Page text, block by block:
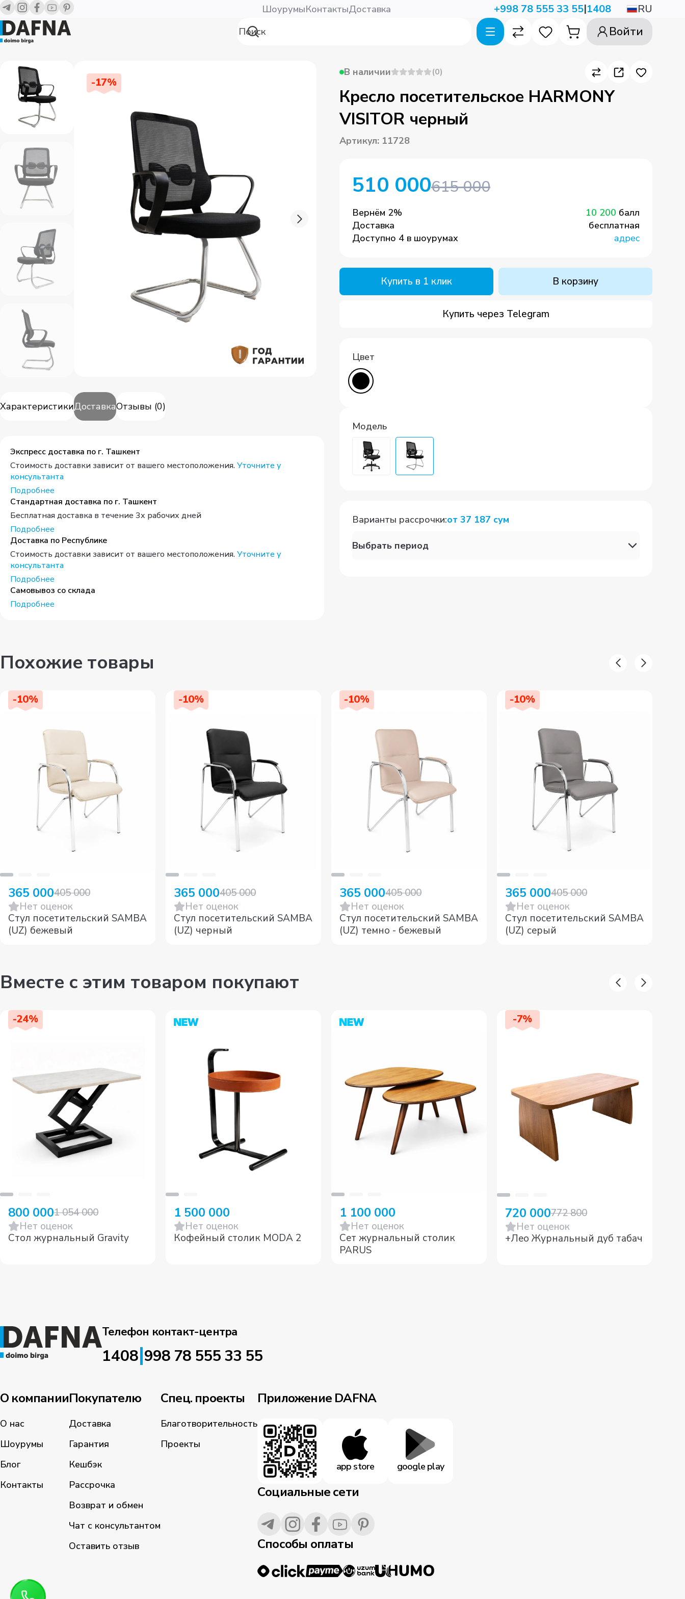
ШоурумыКонтактыДоставка +998 78 555 33 55|1408 RU
Войти
-17%
ХарактеристикиДоставкаОтзывы (0)
Экспресс доставка по г. Ташкент
Стоимость доставки зависит от вашего местоположения.Уточните у
консультанта
Подробнее
Стандартная доставка по г. Ташкент
Бесплатная доставка в течение 3х рабочих дней
Подробнее
Доставка по Республике
Стоимость доставки зависит от вашего местоположения.Уточните у
консультанта
Подробнее
Самовывоз со склада
Подробнее
В наличии (0)
Кресло посетительское HARMONY
VISITOR черный
Артикул: 11728
510 000615 000
Вернём 2% 10 200 балл
Доставка
бесплатная
Доступно 4 в шоурумах
адрес
Купить в 1 клик В корзину
Купить через Telegram
Цвет
Модель
Варианты рассрочки:от 37 187 сум
Выбрать период
Похожие товары
-10%
365 000405 000
Нет оценок
Стул посетительский SAMBA
(UZ) бежевый
-10%
365 000405 000
Нет оценок
Стул посетительский SAMBA
(UZ) черный
-10%
365 000405 000
Нет оценок
Стул посетительский SAMBA
(UZ) темно - бежевый
-10%
365 000405 000
Нет оценок
Стул посетительский SAMBA
(UZ) серый
Вместе с этим товаром покупают
-24%
800 0001 054 000
Нет оценок
Стол журнальный Gravity
1 500 000
Нет оценок
Кофейный столик MODA 2
1 100 000
Нет оценок
Сет журнальный столик
PARUS
-7%
720 000772 800
Нет оценок
+Лео Журнальный дуб табач
Телефон контакт-центра
1408|998 78 555 33 55
О компании
О нас
Шоурумы
Блог
Контакты
Покупателю
Доставка
Гарантия
Кешбэк
Рассрочка
Возврат и обмен
Чат с консультантом
Оставить отзыв
Спец. проекты
Благотворительность
Проекты
Приложение DAFNA
app store google play
Социальные сети
Способы оплаты